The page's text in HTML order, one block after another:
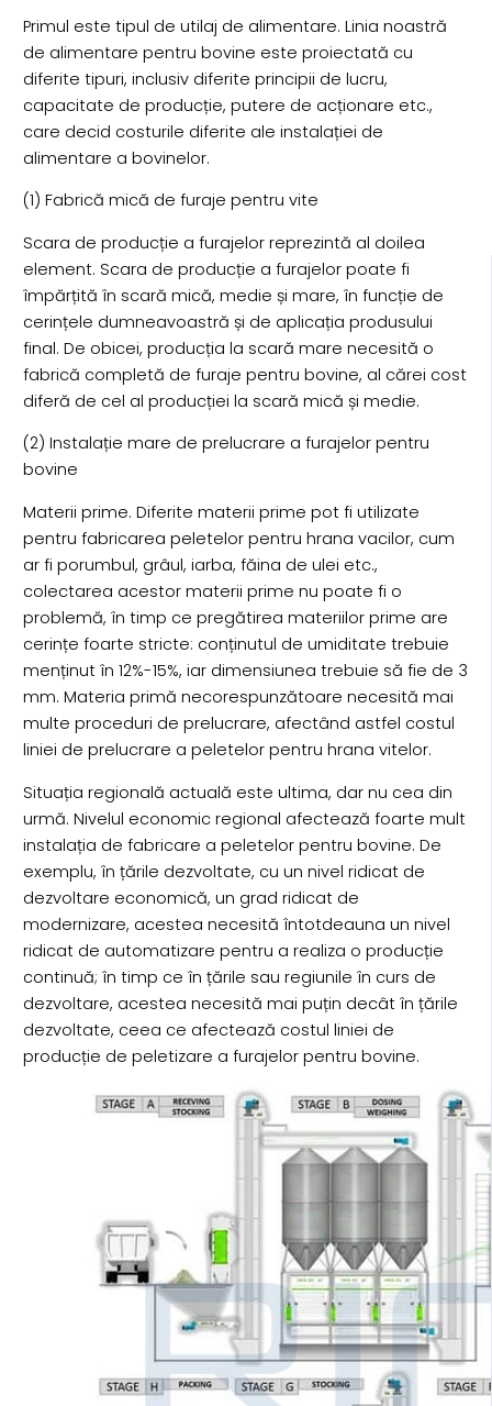
Primul este tipul de utilaj de alimentare. Linia noastră
de alimentare pentru bovine este proiectată cu
diferite tipuri, inclusiv diferite principii de lucru,
capacitate de producție, putere de acționare etc.,
care decid costurile diferite ale instalației de
alimentare a bovinelor.
(1) Fabrică mică de furaje pentru vite
Scara de producție a furajelor reprezintă al doilea
element. Scara de producție a furajelor poate fi
împărțită în scară mică, medie și mare, în funcție de
cerințele dumneavoastră și de aplicația produsului
final. De obicei, producția la scară mare necesită o
fabrică completă de furaje pentru bovine, al cărei cost
diferă de cel al producției la scară mică și medie.
(2) Instalație mare de prelucrare a furajelor pentru
bovine
Materii prime. Diferite materii prime pot fi utilizate
pentru fabricarea peletelor pentru hrana vacilor, cum
ar fi porumbul, grâul, iarba, făina de ulei etc.,
colectarea acestor materii prime nu poate fi o
problemă, în timp ce pregătirea materiilor prime are
cerințe foarte stricte: conținutul de umiditate trebuie
menținut în 12%-15%, iar dimensiunea trebuie să fie de 3
mm. Materia primă necorespunzătoare necesită mai
multe proceduri de prelucrare, afectând astfel costul
liniei de prelucrare a peletelor pentru hrana vitelor.
Situația regională actuală este ultima, dar nu cea din
urmă. Nivelul economic regional afectează foarte mult
instalația de fabricare a peletelor pentru bovine. De
exemplu, în țările dezvoltate, cu un nivel ridicat de
dezvoltare economică, un grad ridicat de
modernizare, acestea necesită întotdeauna un nivel
ridicat de automatizare pentru a realiza o producție
continuă; în timp ce în țările sau regiunile în curs de
dezvoltare, acestea necesită mai puțin decât în țările
dezvoltate, ceea ce afectează costul liniei de
producție de peletizare a furajelor pentru bovine.